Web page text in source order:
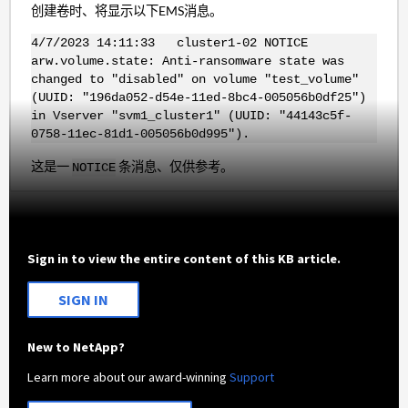
创建卷时、将显示以下EMS消息。
4/7/2023 14:11:33 cluster1-02 NOTICE
arw.volume.state: Anti-ransomware state was
changed to "disabled" on volume "test_volume"
(UUID: "196da052-d54e-11ed-8bc4-005056b0df25")
in Vserver "svm1_cluster1" (UUID: "44143c5f-
0758-11ec-81d1-005056b0d995").
这是一 NOTICE条消息、仅供参考。
Sign in to view the entire content of this KB article.
SIGN IN
New to NetApp?
Learn more about our award-winningSupport